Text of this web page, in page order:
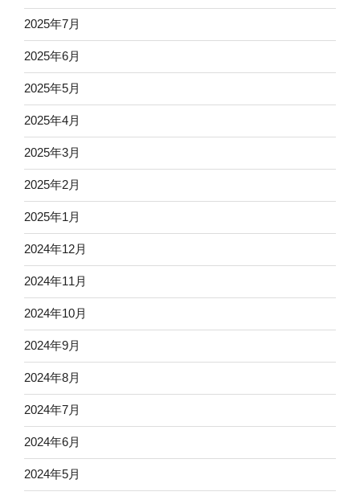
2025年7月
2025年6月
2025年5月
2025年4月
2025年3月
2025年2月
2025年1月
2024年12月
2024年11月
2024年10月
2024年9月
2024年8月
2024年7月
2024年6月
2024年5月